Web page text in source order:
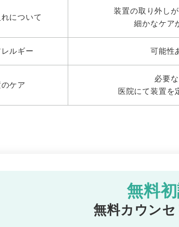
について
装置の取り外しが
細かなケア
レルギー 可能性
ケア
必要
医院にて装置を
無料
無料カウン